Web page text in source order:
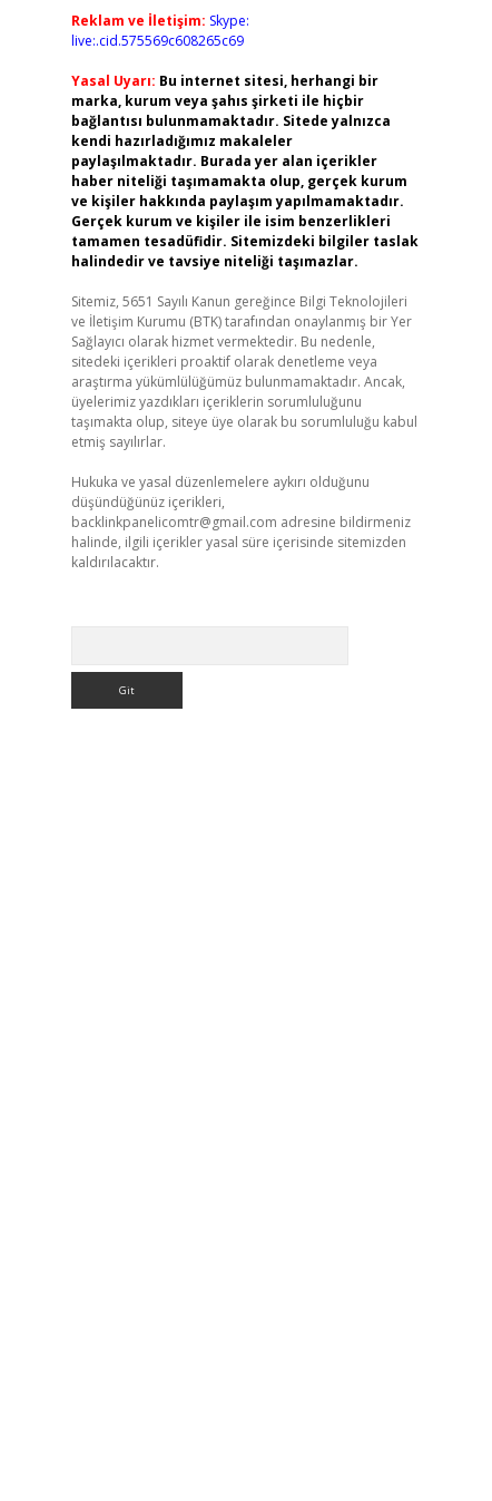
Reklam ve İletişim: Skype:
live:.cid.575569c608265c69
Yasal Uyarı: Bu internet sitesi, herhangi bir
marka, kurum veya şahıs şirketi ile hiçbir
bağlantısı bulunmamaktadır. Sitede yalnızca
kendi hazırladığımız makaleler
paylaşılmaktadır. Burada yer alan içerikler
haber niteliği taşımamakta olup, gerçek kurum
ve kişiler hakkında paylaşım yapılmamaktadır.
Gerçek kurum ve kişiler ile isim benzerlikleri
tamamen tesadüfidir. Sitemizdeki bilgiler taslak
halindedir ve tavsiye niteliği taşımazlar.
Sitemiz, 5651 Sayılı Kanun gereğince Bilgi Teknolojileri
ve İletişim Kurumu (BTK) tarafından onaylanmış bir Yer
Sağlayıcı olarak hizmet vermektedir. Bu nedenle,
sitedeki içerikleri proaktif olarak denetleme veya
araştırma yükümlülüğümüz bulunmamaktadır. Ancak,
üyelerimiz yazdıkları içeriklerin sorumluluğunu
taşımakta olup, siteye üye olarak bu sorumluluğu kabul
etmiş sayılırlar.
Hukuka ve yasal düzenlemelere aykırı olduğunu
düşündüğünüz içerikleri,
backlinkpanelicomtr@gmail.com adresine bildirmeniz
halinde, ilgili içerikler yasal süre içerisinde sitemizden
kaldırılacaktır.